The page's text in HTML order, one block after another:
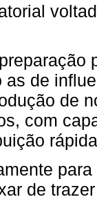
as de
de
com
de